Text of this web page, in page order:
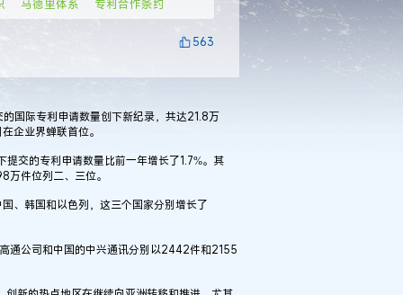
马德里体系 专利合作条约
563
际专利申请数量创下新纪录，共达21.8万
企业界蝉联首位。
交的专利申请数量比前一年增长了1.7%。其
件位列二、三位。
韩国和以色列，这三个国家分别增长了
公司和中国的中兴通讯分别以2442件和2155